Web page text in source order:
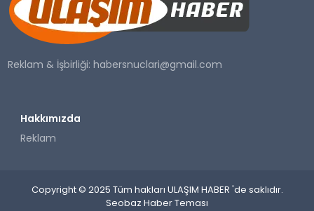
Reklam & İşbirliği:habersnuclari@gmail.com
Hakkımızda
Reklam
Copyright © 2025 Tüm hakları ULAŞIM HABER 'de saklıdır.
Seobaz Haber Teması